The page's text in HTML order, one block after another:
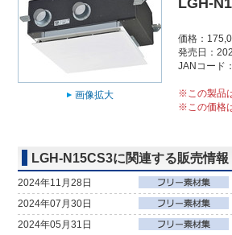
画像拡大
LGH-
価格：
発売日：
JANコード
※この製品
※この価格
LGH-N15CS3に関連する販売情報
2024年11月28日
2024年07月30日
2024年05月31日